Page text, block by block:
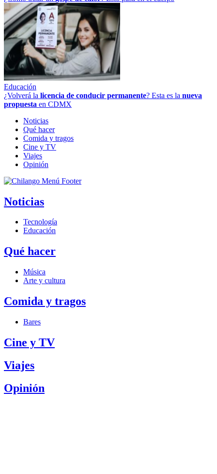
Educación
¿Volverá la licencia de conducir permanente? Esta es la nueva
propuesta en CDMX
Noticias
Qué hacer
Comida y tragos
Cine y TV
Viajes
Opinión
Noticias
Tecnología
Educación
Qué hacer
Música
Arte y cultura
Comida y tragos
Bares
Cine y TV
Viajes
Opinión